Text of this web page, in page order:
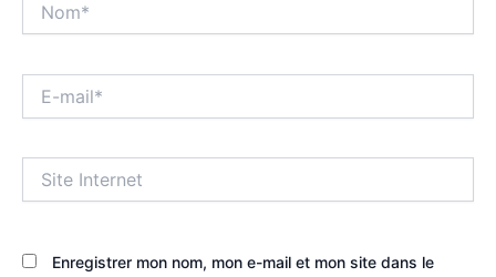
mail*
Internet
Enregistrer mon nom, mon e-mail et mon site dans le